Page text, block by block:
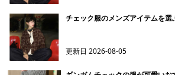
チェック服のメンズアイテムを選
更新日2026-08-05